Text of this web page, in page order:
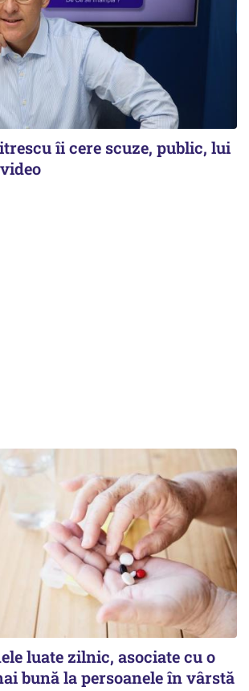
îi cere scuze, public, lui
luate zilnic, asociate cu o
bună la persoanele în vârstă